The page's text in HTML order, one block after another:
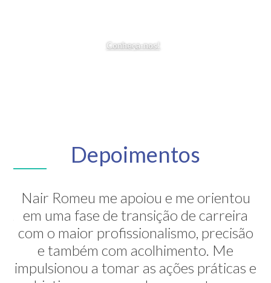
Conheça-nos!
Depoimentos
Nair Romeu me apoiou e me orientou
em uma fase de transição de carreira
com o maior profissionalismo, precisão
e também com acolhimento. Me
impulsionou a tomar as ações práticas e
A Nair é inesquecível! Através de sua
grande competência ela me mostrou
alternativas na minha transição de
carreira. E ela faz isso de uma maneira
muito sútil e elegante. Hoje exerço uma